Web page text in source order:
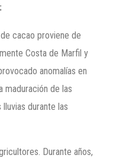
cacao proviene de
Costa de Marfil y
anomalías en
maduración de las
durante las
Durante años,